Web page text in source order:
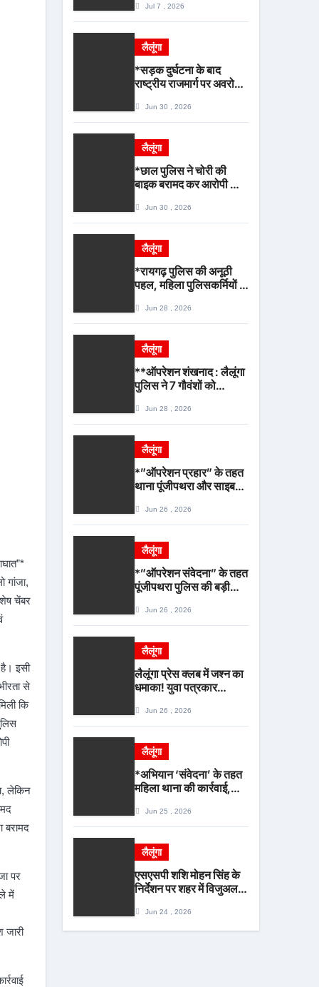
गांजा,
चेंबर
इसी
से
कि
लेकिन
बरामद
पर
में
जारी
भीड़ से राहत एवं अवैध उगाही
पर लगेगी रोक
Jul 7 , 2026
लैलूंगा
*सड़क दुर्घटना के बाद
राष्ट्रीय राजमार्ग पर अवरोध
की सख्त कार्रवाई*
Jun 30 , 2026
लैलूंगा
*छाल पुलिस ने चोरी की
बाइक बरामद कर आरोपी को
Jun 30 , 2026
लैलूंगा
*रायगढ़ पुलिस की अनूठी
पहल, महिला पुलिसकर्मियों के
जागरूकता कार्यशाला
आयोजित*
Jun 28 , 2026
लैलूंगा
**ऑपरेशन शंखनाद : लैलूंगा
पुलिस ने 7 गौवंशों को
बचाया, गौवंश सुरक्षित,
पिकअप जब्त*
Jun 28 , 2026
लैलूंगा
*”ऑपरेशन प्रहार” के तहत
थाना पूंजीपथरा और साइबर
2.85 टन संदिग्ध कबाड़
सहित पिकअप वाहन जब्त*
Jun 26 , 2026
लैलूंगा
*”ऑपरेशन संवेदना” के तहत
पूंजीपथरा पुलिस की बड़ी
बालिका रायपुर से सकुशल
बरामद, मामले में दो आरोपी
गिरफ्तार*
Jun 26 , 2026
लैलूंगा
लैलूंगा प्रेस क्लब में जश्न का
धमाका! युवा पत्रकार
बना मीडिया महाकुंभ, विश्राम
गृह में गूंजे बधाई के स्वर
Jun 26 , 2026
लैलूंगा
*अभियान ‘संवेदना’ के तहत
महिला थाना की कार्रवाई,
करने वाला आरोपी गिरफ्तार*
Jun 25 , 2026
लैलूंगा
एसएसपी शशि मोहन सिंह के
निर्देशन पर शहर में विजुअल
कोतवाली पुलिस की देर शाम
सघन फुट पेट्रोलिंग*
Jun 24 , 2026